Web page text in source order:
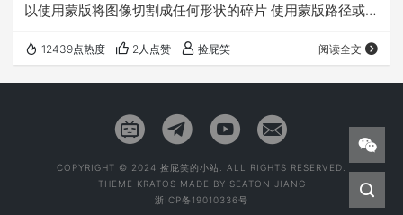
以使用蒙版将图像切割成任何形状的碎片 使用蒙版路径或变
转换属性 调整多个图层的大小 计算蒙版路径长度 偏移位置
为网格或沿路径 随机位置 按行旋转 高级音序器 沿路径弯曲
墙 从多个图层中选择关键帧 动画路径 预设浏览器 使用新…
12439点热度 2人点赞 捡屁笑 阅读全文
COPYRIGHT © 2024 捡屁笑的小站. ALL RIGHTS RESERVED.
THEME KRATOS MADE BY SEATON JIANG
浙ICP备19010336号